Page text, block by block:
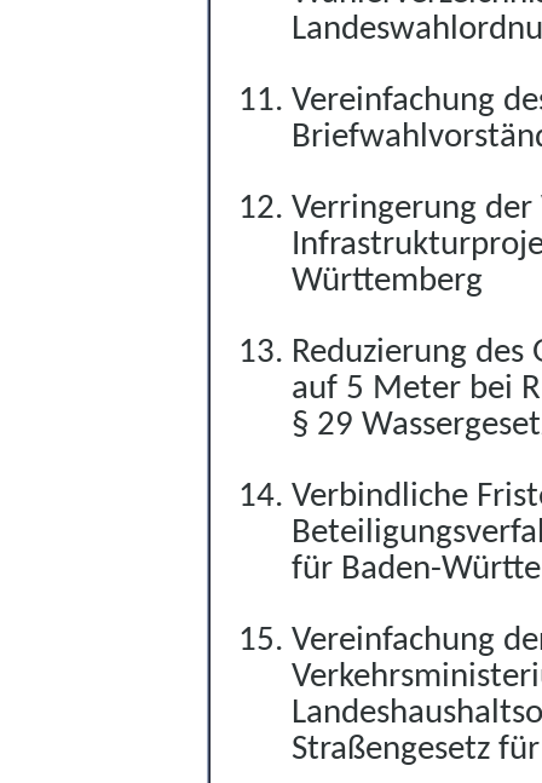
Vereinfachung
Verringerung
Württemberg
Reduzierung
auf 5 Meter bei
§ 29
Verbindliche
für Baden-
Vereinfachung
Straßengesetz